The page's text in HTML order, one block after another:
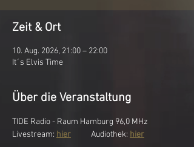
Zeit & Ort
10. Aug. 2026, 21:00 – 22:00
It´s Elvis Time
Über die Veranstaltung
TIDE Radio - Raum Hamburg 96,0 MHz
Livestream: hier Audiothek: hier